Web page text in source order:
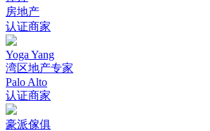
房地产
认证商家
Yoga Yang
湾区地产专家
Palo Alto
认证商家
豪派傢俱